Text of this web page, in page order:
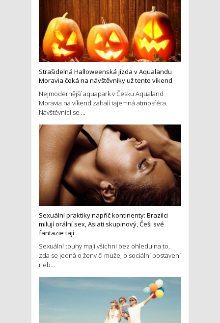
Strašidelná Halloweenská jízda v Aqualandu
Moravia čeká na návštěvníky už tento víkend
Nejmodernější aquapark v Česku Aqualand
Moravia na víkend zahalí tajemná atmosféra.
Návštěvníci se ...
Sexuální praktiky napříč kontinenty: Brazilci
milují orální sex, Asiati skupinový, Češi své
fantazie tají
Sexuální touhy mají všichni bez ohledu na to,
zda se jedná o ženy či muže, o sociální postavení
neb...